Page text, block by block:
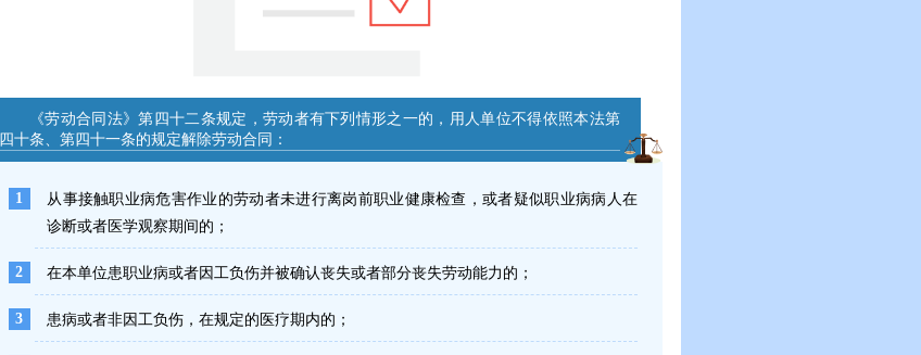
《劳动合同法》第四十二条规定，劳动者有下列情形之一的，用人单位不得依照本法第
四十条、第四十一条的规定解除劳动合同：
1
从事接触职业病危害作业的劳动者未进行离岗前职业健康检查，或者疑似职业病病人在
诊断或者医学观察期间的；
2 在本单位患职业病或者因工负伤并被确认丧失或者部分丧失劳动能力的；
3 患病或者非因工负伤，在规定的医疗期内的；